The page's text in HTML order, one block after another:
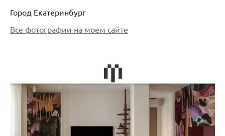
Город Екатеринбург
Все фотографии на моем сайте